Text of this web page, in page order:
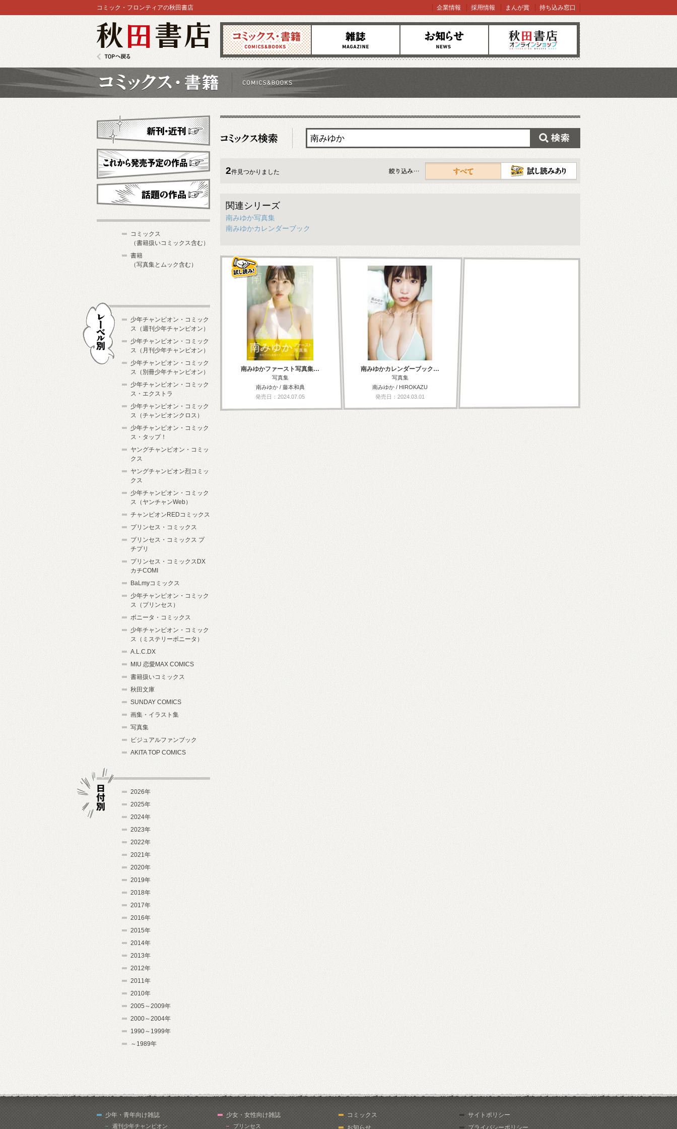
コミックス 雑誌 お知らせ オンラインショップ
コミック・フロンティアの秋田書店 企業情報 採用情報 まんが賞 持ち込み窓口
2件見つかりました
すべて
関連シリーズ
南みゆか写真集
南みゆかカレンダーブック
南みゆかファースト写真集…
写真集
南みゆか / 藤本和典
発売日：2024.07.05
南みゆかカレンダーブック…
写真集
南みゆか / HIROKAZU
発売日：2024.03.01
新刊・近刊
これから発売予定
コミックス
（書籍扱いコミックス含む）
書籍
（写真集とムック含む）
少年チャンピオン・コミック
ス（週刊少年チャンピオン）
少年チャンピオン・コミック
ス（月刊少年チャンピオン）
少年チャンピオン・コミック
ス（別冊少年チャンピオン）
少年チャンピオン・コミック
ス・エクストラ
少年チャンピオン・コミック
ス（チャンピオンクロス）
少年チャンピオン・コミック
ス・タップ！
ヤングチャンピオン・コミッ
クス
ヤングチャンピオン烈コミッ
クス
少年チャンピオン・コミック
ス（ヤンチャンWeb）
チャンピオンREDコミックス
プリンセス・コミックス
プリンセス・コミックス プ
チプリ
プリンセス・コミックスDX
カチCOMI
BaLmyコミックス
少年チャンピオン・コミック
ス（プリンセス）
ボニータ・コミックス
少年チャンピオン・コミック
ス（ミステリーボニータ）
A.L.C.DX
MIU 恋愛MAX COMICS
書籍扱いコミックス
秋田文庫
SUNDAY COMICS
画集・イラスト集
写真集
ビジュアルファンブック
AKITA TOP COMICS
2026年
2025年
2024年
2023年
2022年
2021年
2020年
2019年
2018年
2017年
2016年
2015年
2014年
2013年
2012年
2011年
2010年
2005～2009年
2000～2004年
1990～1999年
～1989年
少年・青年向け雑誌
週刊少年チャンピオン
少女・女性向け雑誌
プリンセス
コミックス
お知らせ
サイトポリシー
プライバシーポリシー